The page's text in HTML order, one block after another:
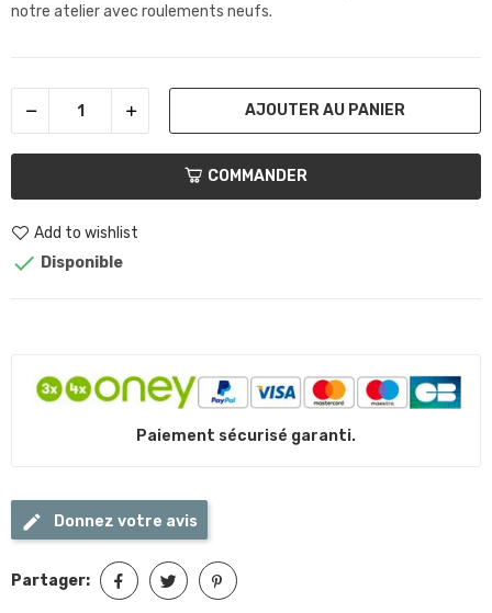
notre atelier avec roulements neufs.
AJOUTER AU PANIER
COMMANDER
Add to wishlist
 Disponible
Paiement sécurisé garanti.
Donnez votre avis
Partager: